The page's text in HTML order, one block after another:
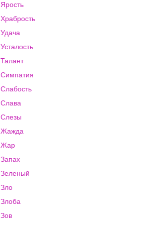
Ярость
Храбрость
Удача
Усталость
Талант
Симпатия
Слабость
Слава
Слезы
Жажда
Жар
Запах
Зеленый
Зло
Злоба
Зов